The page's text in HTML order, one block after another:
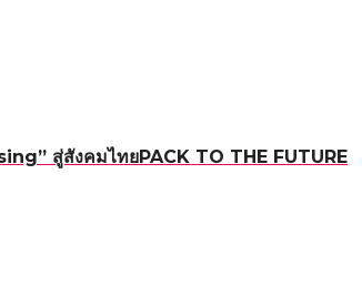
สู่สังคมไทยPACK TO THE FUTURE